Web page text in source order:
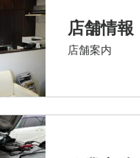
店舗情報
店舗案内